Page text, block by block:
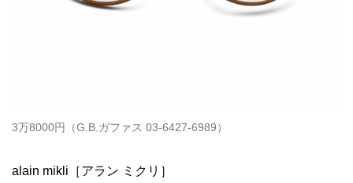
3万8000円（G.B.ガファス 03-6427-6989）
alain mikli［アラン ミクリ］